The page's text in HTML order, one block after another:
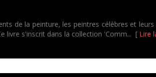
de la peinture, les peintres célèbres et
livre s'inscrit dans la collection 'Comm... [ Lire